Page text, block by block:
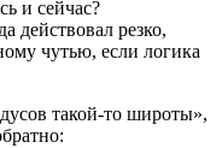
и сейчас?
действовал резко,
чутью, если логика
такой-то широты»,